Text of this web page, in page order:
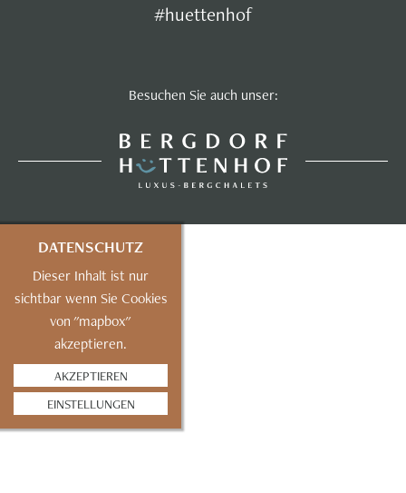
#huettenhof
Besuchen Sie auch unser:
DATENSCHUTZ
Dieser Inhalt ist nur
sichtbar wenn Sie Cookies
von "mapbox"
akzeptieren.
AKZEPTIEREN
EINSTELLUNGEN